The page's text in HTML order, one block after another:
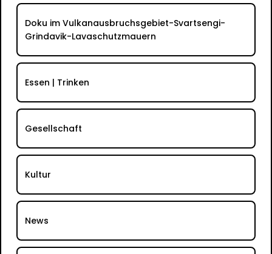
Doku im Vulkanausbruchsgebiet-Svartsengi-
Grindavik-Lavaschutzmauern
Essen | Trinken
Gesellschaft
Kultur
News